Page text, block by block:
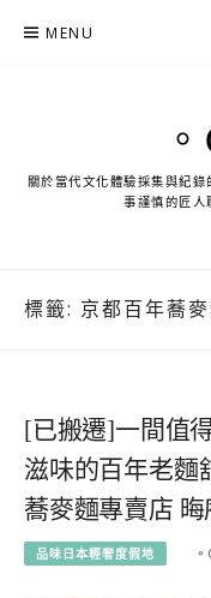
MENU
關於當代文化體驗採集與紀
事謹慎的匠人
標籤: 京都百年蕎
[已搬遷]一間值
滋味的百年老麵
蕎麥麵專賣店 晦
品味日本輕奢度假地